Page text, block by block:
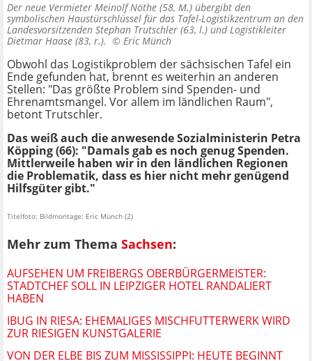
Der neue Vermieter Meinolf Nöthe (58, M.) übergibt den
symbolischen Haustürschlüssel für das Tafel-Logistikzentrum an den
Landesvorsitzenden Stephan Trutschler (63, l.) und Logistikleiter
Dietmar Haase (83, r.). © Eric Münch
Obwohl das Logistikproblem der sächsischen Tafel ein
Ende gefunden hat, brennt es weiterhin an anderen
Stellen: "Das größte Problem sind Spenden- und
Ehrenamtsmangel. Vor allem im ländlichen Raum",
betont Trutschler.
Das weiß auch die anwesende Sozialministerin Petra
Köpping (66): "Damals gab es noch genug Spenden.
Mittlerweile haben wir in den ländlichen Regionen
die Problematik, dass es hier nicht mehr genügend
Hilfsgüter gibt."
Titelfoto: Bildmontage: Eric Münch (2)
Mehr zum Thema Sachsen:
AUFSEHEN UM FREIBERGS OBERBÜRGERMEISTER:
STADTCHEF SOLL IN LEIPZIGER HOTEL RANDALIERT
HABEN
IBUG IN RIESA: EHEMALIGES MISCHFUTTERWERK WIRD
ZUR RIESIGEN KUNSTGALERIE
VON DER ELBE BIS ZUM MISSISSIPPI: HEUTE BEGINNT